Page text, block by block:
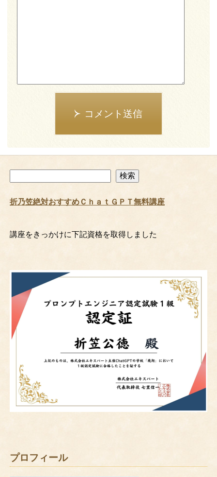
コメント送信
索
検索
折乃笠絶対おすすめＣｈａｔＧＰＴ無料講座
講座をきっかけに下記資格を取得しました
プロフィール